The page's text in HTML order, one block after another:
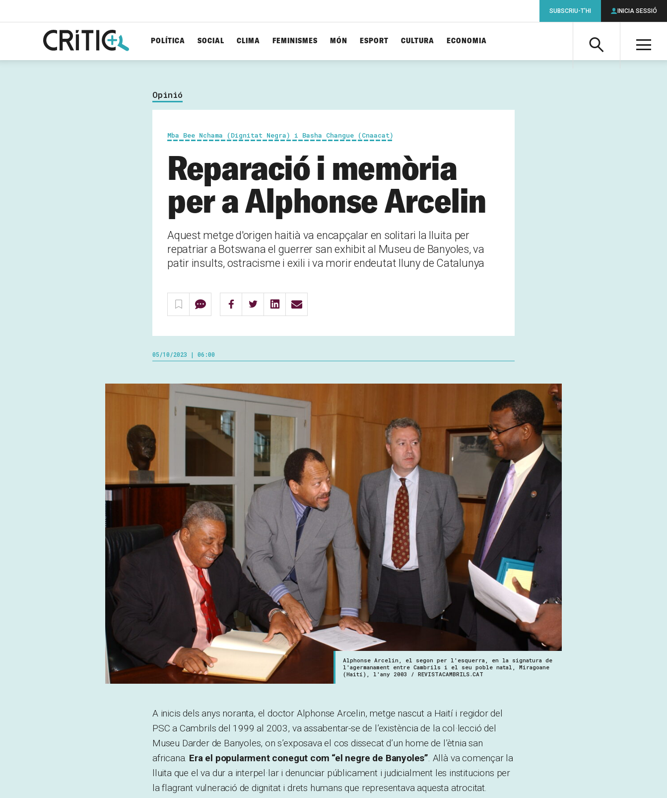
Cerca
POLÍTICA SOCIAL CLIMA FEMINISMES MÓN ESPORT CULTURA ECONOMIA
SUBSCRIU-T'HI INICIA SESSIÓ
Opinió
Mba Bee Nchama (Dignitat Negra) i Basha Changue (Cnaacat)
Reparació i memòria
per a Alphonse Arcelin
Aquest metge d'origen haitià va encapçalar en solitari la lluita per
repatriar a Botswana el guerrer san exhibit al Museu de Banyoles, va
patir insults, ostracisme i exili i va morir endeutat lluny de Catalunya
05/10/2023 | 06:00
Alphonse Arcelin, el segon per l'esquerra, en la signatura de
l'agermanament entre Cambrils i el seu poble natal, Miragoane
(Haití), l'any 2003 / REVISTACAMBRILS.CAT
A inicis dels anys noranta, el doctor Alphonse Arcelin, metge nascut a Haití i regidor del
PSC a Cambrils del 1999 al 2003, va assabentar-se de l’existència de la col·lecció del
Museu Darder de Banyoles, on s’exposava el cos dissecat d’un home de l’ètnia san
africana. Era el popularment conegut com “el negre de Banyoles”. Allà va començar la
lluita que el va dur a interpel·lar i denunciar públicament i judicialment les institucions per
la flagrant vulneració de dignitat i drets humans que representava aquesta atrocitat.